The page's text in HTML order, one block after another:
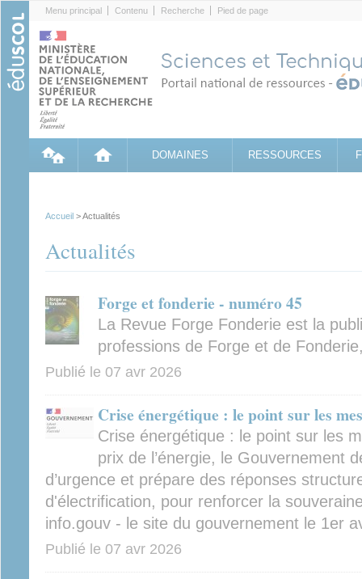
Menu principal Contenu Recherche Pied de page
DOMAINES RESSOURCES
Accueil > Actualités
Actualités
Forge et fonderie - numéro 45
La Revue Forge Fonderie est la
professions de Forge et de
Publié le 07 avr 2026
Crise énergétique : le point sur les
Crise énergétique : le point sur les
prix de l’énergie, le Gouvernement
d’urgence et prépare des réponses
d'électrification, pour renforcer la
info.gouv - le site du gouvernement le 1er
Publié le 07 avr 2026